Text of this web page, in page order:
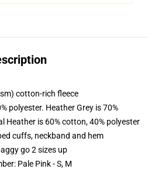
cotton-rich fleece
polyester. Heather Grey is 70%
Heather is 60% cotton, 40% polyester
cuffs, neckband and hem
go 2 sizes up
Pale Pink - S, M